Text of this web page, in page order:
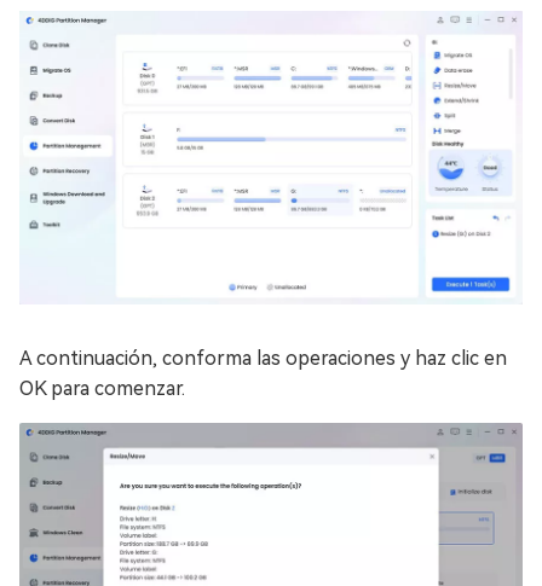
A continuación, conforma las operaciones y haz clic en
OK para comenzar.